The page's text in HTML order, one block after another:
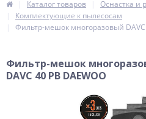
Каталог товаров
Оснастка и
Комплектующие к пылесосам
Фильтр-мешок многоразовый DAVC
Фильтр-мешок
DAVC 40 PB DAEWOO